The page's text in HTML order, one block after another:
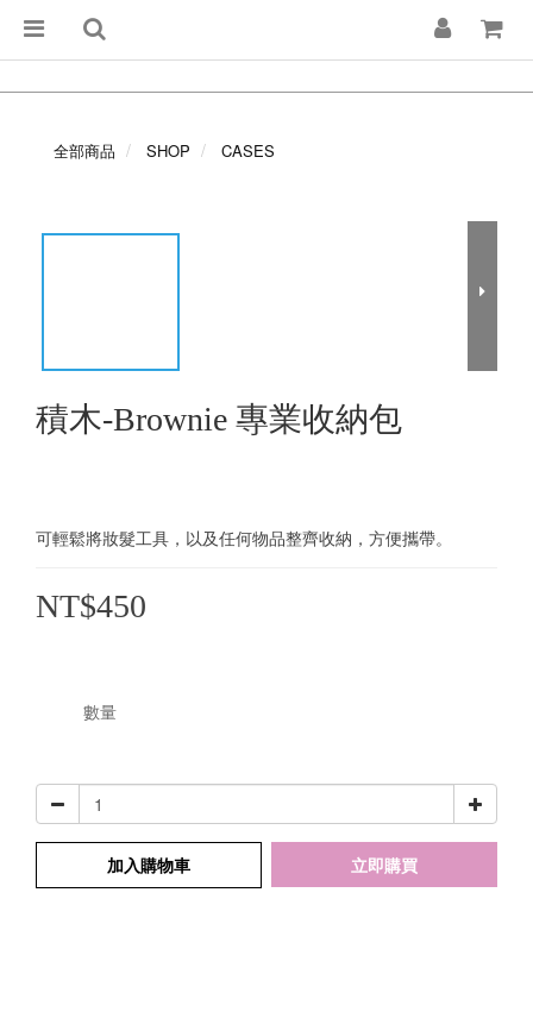
全部商品 SHOP CASES
積木-Brownie 專業收納包
可輕鬆將妝髮工具，以及任何物品整齊收納，方便攜帶。
NT$450
數量
加入購物車 立即購買